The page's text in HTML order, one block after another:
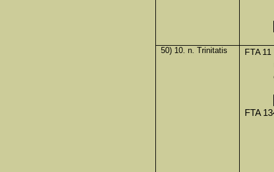
50) 10. n. Trinitatis FTA 11
FTA